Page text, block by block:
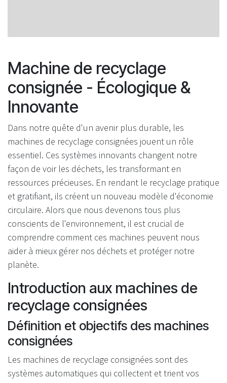
Machine de recyclage
consignée - Écologique &
Innovante
Dans notre quête d'un avenir plus durable, les
machines de recyclage consignées jouent un rôle
essentiel. Ces systèmes innovants changent notre
façon de voir les déchets, les transformant en
ressources précieuses. En rendant le recyclage pratique
et gratifiant, ils créent un nouveau modèle d'économie
circulaire. Alors que nous devenons tous plus
conscients de l'environnement, il est crucial de
comprendre comment ces machines peuvent nous
aider à mieux gérer nos déchets et protéger notre
planète.
Introduction aux machines de
recyclage consignées
Définition et objectifs des machines
consignées
Les machines de recyclage consignées sont des
systèmes automatiques qui collectent et trient vos